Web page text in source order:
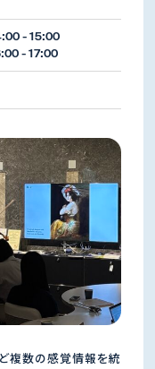
- 15:00
- 17:00
複数の感覚情報を統